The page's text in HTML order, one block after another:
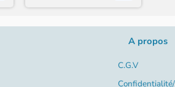
A propos
C.G.V